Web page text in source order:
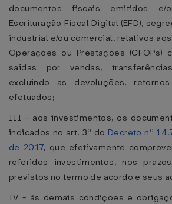
documentos fiscais emitidos e/
Escrituração Fiscal Digital (EFD),
industrial e/ou comercial, relativos
Operações ou Prestações (CFOPs)
saídas por vendas,
excluindo as devoluções,
efetuados;
III - aos investimentos, os
indicados no art. 3º do Decreto nº
de 2017, que efetivamente
referidos investimentos, nos
previstos no termo de acordo e seus
IV - às demais condições e